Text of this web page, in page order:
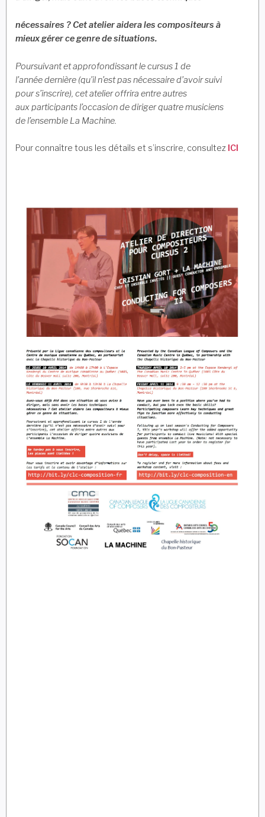
nécessaires ? Cet atelier aidera les compositeurs à
mieuxgérer ce genre de situations.
Poursuivant et approfondissant le cursus 1 de
l’annéedernière (qu’il n’est pas nécessaire d’avoir suivi
pours’inscrire), cet atelier offrira entre autres
auxparticipants l’occasion de diriger quatre musiciens
del’ensemble La Machine.
Pour connaître tous les détails et s’inscrire, consultez ICI